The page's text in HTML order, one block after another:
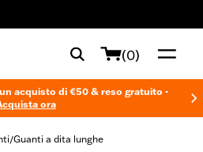
(0)
acquisto di €50 & reso gratuito -
ora
/Guanti a dita lunghe